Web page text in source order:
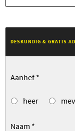
DESKUNDIG & GRATIS
Aanhef *
heer
Naam *